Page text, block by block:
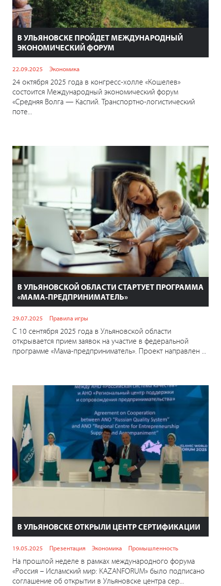
В УЛЬЯНОВСКЕ ПРОЙДЕТ МЕЖДУНАРОДНЫЙ
ЭКОНОМИЧЕСКИЙ ФОРУМ
22.09.2025 Экономика
24 октября 2025 года в конгресс-холле «Кошелев»
состоится Международный экономический форум
«Средняя Волга — Каспий. Транспортно-логистический
поте...
В УЛЬЯНОВСКОЙ ОБЛАСТИ СТАРТУЕТ ПРОГРАММА
«МАМА-ПРЕДПРИНИМАТЕЛЬ»
29.07.2025 Правила игры
С 10 сентября 2025 года в Ульяновской области
открывается прием заявок на участие в федеральной
программе «Мама-предприниматель». Проект направлен ...
В УЛЬЯНОВСКЕ ОТКРЫЛИ ЦЕНТР СЕРТИФИКАЦИИ
19.05.2025 Презентация Экономика Промышленность
На прошлой неделе в рамках международного форума
«Россия – Исламский мир: KAZANFORUM» было подписано
соглашение об открытии в Ульяновске центра сер...